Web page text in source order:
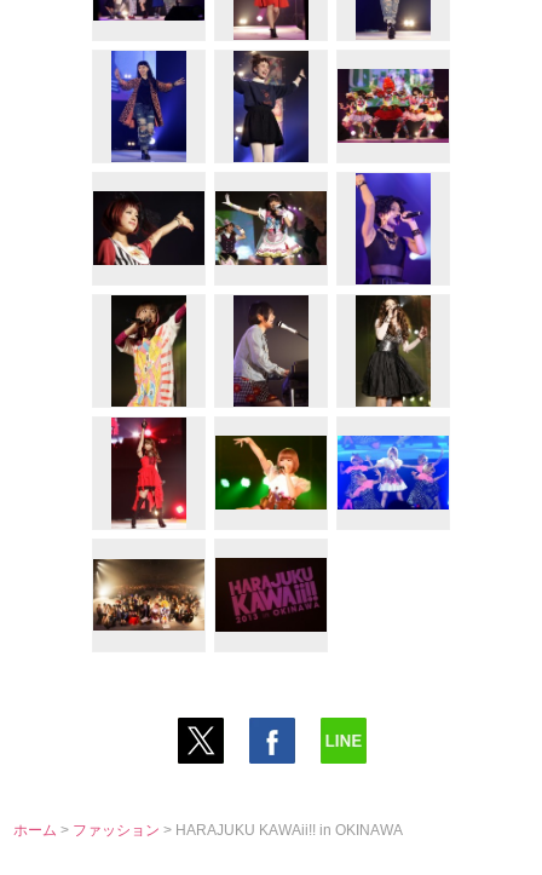
ホーム > ファッション> HARAJUKU KAWAii!! in OKINAWA